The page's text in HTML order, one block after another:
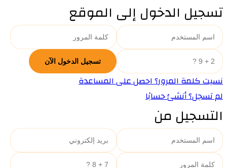
تسجيل الدخول إلى الموقع
نسيت كلمة المرور؟ احصل على المساعدة
لم تسجل؟ أنشئ حسابًا
التسجيل من